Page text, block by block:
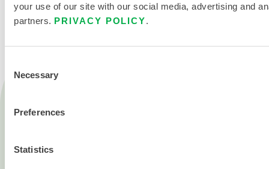
your use of our site with our social media, advertising and
partners. PRIVACY POLICY.
Selection
Necessary
Preferences
StatisticsReinraum